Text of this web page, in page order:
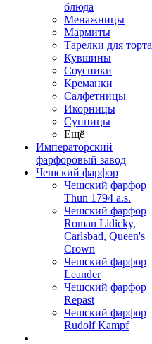
блюда
Менажницы
Мармиты
Тарелки для торта
Кувшины
Соусники
Креманки
Салфетницы
Икорницы
Супницы
Ещё
Императорский
фарфоровый завод
Чешский фарфор
Чешский фарфор
Thun 1794 a.s.
Чешский фарфор
Roman Lidicky,
Carlsbad, Queen's
Crown
Чешский фарфор
Leander
Чешский фарфор
Repast
Чешский фарфор
Rudolf Kampf